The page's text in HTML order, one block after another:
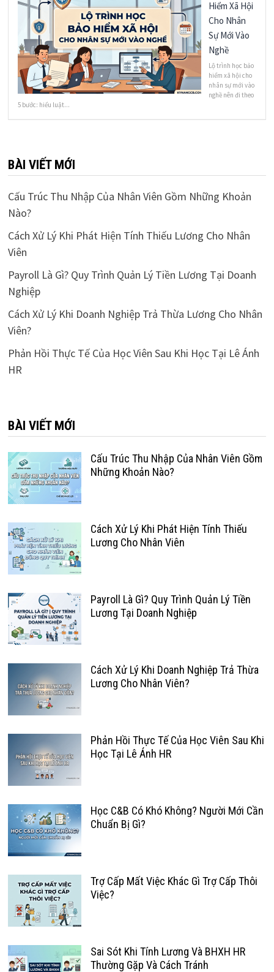
Hiểm Xã Hội
Cho Nhân
Sự Mới Vào
Nghề
Lộ trình học bảo
hiểm xã hội cho
nhân sự mới vào
nghề nên đi theo
5 bước: hiểu luật...
BÀI VIẾT MỚI
Cấu Trúc Thu Nhập Của Nhân Viên Gồm Những Khoản
Nào?
Cách Xử Lý Khi Phát Hiện Tính Thiếu Lương Cho Nhân
Viên
Payroll Là Gì? Quy Trình Quản Lý Tiền Lương Tại Doanh
Nghiệp
Cách Xử Lý Khi Doanh Nghiệp Trả Thừa Lương Cho Nhân
Viên?
Phản Hồi Thực Tế Của Học Viên Sau Khi Học Tại Lê Ánh
HR
BÀI VIẾT MỚI
Cấu Trúc Thu Nhập Của Nhân Viên Gồm
Những Khoản Nào?
Cách Xử Lý Khi Phát Hiện Tính Thiếu
Lương Cho Nhân Viên
Payroll Là Gì? Quy Trình Quản Lý Tiền
Lương Tại Doanh Nghiệp
Cách Xử Lý Khi Doanh Nghiệp Trả Thừa
Lương Cho Nhân Viên?
Phản Hồi Thực Tế Của Học Viên Sau Khi
Học Tại Lê Ánh HR
Học C&B Có Khó Không? Người Mới Cần
Chuẩn Bị Gì?
Trợ Cấp Mất Việc Khác Gì Trợ Cấp Thôi
Việc?
Sai Sót Khi Tính Lương Và BHXH HR
Thường Gặp Và Cách Tránh